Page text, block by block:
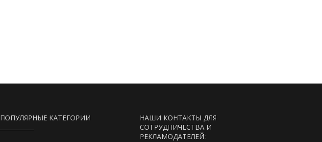
ПОПУЛЯРНЫЕ КАТЕГОРИИ
НАШИ КОНТАКТЫ ДЛЯ
СОТРУДНИЧЕСТВА И
РЕКЛАМОДАТЕЛЕЙ: